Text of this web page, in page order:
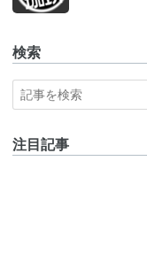
検索
注目記事